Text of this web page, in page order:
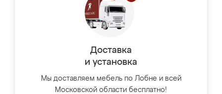
Доставка
и установка
Мы доставляем мебель по Лобне и всей
Московской области бесплатно!